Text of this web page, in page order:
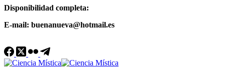
Disponibilidad completa:
E-mail: buenanueva@hotmail.es